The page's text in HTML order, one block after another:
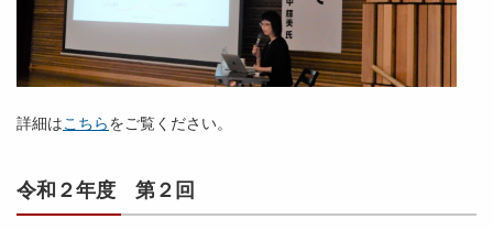
詳細はこちらをご覧ください。
令和２年度 第２回